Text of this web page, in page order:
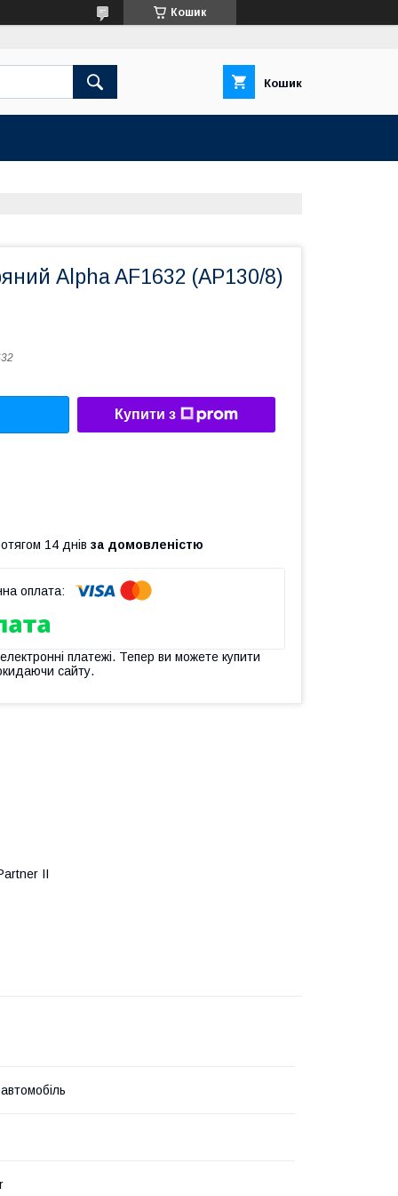
Кошик
Кошик
Alpha AF1632 (AP130/8)
Купити з
14 днів за домовленістю
платежі. Тепер ви можете купити
сайту.
II